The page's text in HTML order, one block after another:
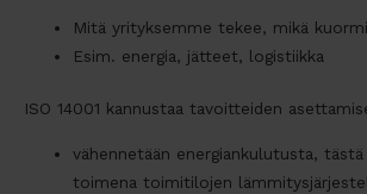
Mitä yrityksemme tekee, mikä
Esim. energia, jätteet, logistiikka
ISO 14001 kannustaa tavoitteiden
vähennetään energiankulutusta,
toimena toimitilojen